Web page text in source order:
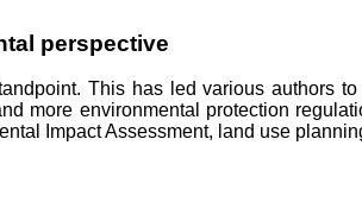
perspective
This has led various authors
more environmental protection
Impact Assessment, land use